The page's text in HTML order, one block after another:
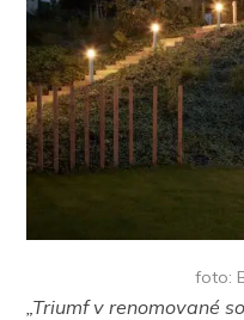
foto:
„Triumf v renomované